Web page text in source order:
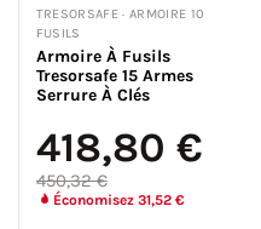
TRESORSAFE · ARMOIRE 10
FUSILS
Armoire À Fusils
Tresorsafe 15 Armes
Serrure À Clés
418,80 €
450,32 €
Économisez 31,52 €